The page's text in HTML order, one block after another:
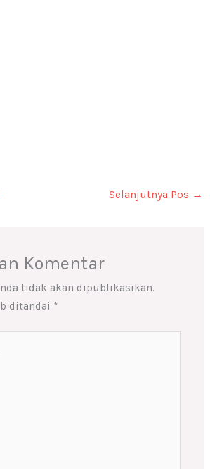
Selanjutnya Pos →
Komentar
tidak akan dipublikasikan.
ditandai *